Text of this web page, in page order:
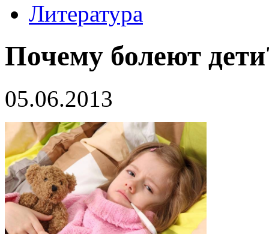
Литература
Почему болеют
05.06.2013